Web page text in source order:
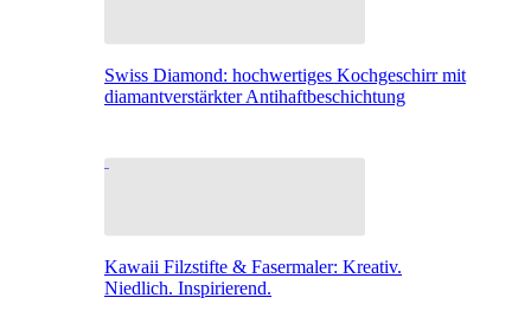
Swiss Diamond: hochwertiges Kochgeschirr mit
diamantverstärkter Antihaftbeschichtung
Kawaii Filzstifte & Fasermaler: Kreativ.
Niedlich. Inspirierend.